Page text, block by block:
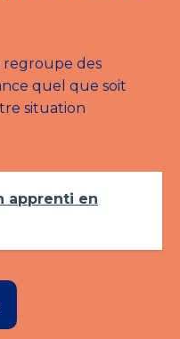
des
quel que soit
situation
apprenti en